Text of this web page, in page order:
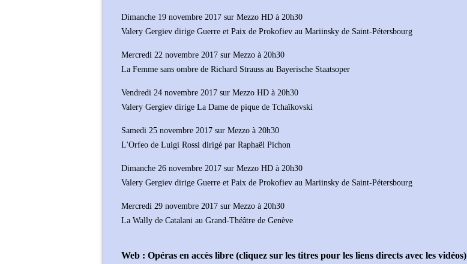
Dimanche 19 novembre 2017 sur Mezzo HD à 20h30
Valery Gergiev dirige Guerre et Paix de Prokofiev au Mariinsky de Saint-Pétersbourg
Mercredi 22 novembre 2017 sur Mezzo à 20h30
La Femme sans ombre de Richard Strauss au Bayerische Staatsoper
Vendredi 24 novembre 2017 sur Mezzo HD à 20h30
Valery Gergiev dirige La Dame de pique de Tchaïkovski
Samedi 25 novembre 2017 sur Mezzo à 20h30
L'Orfeo de Luigi Rossi dirigé par Raphaël Pichon
Dimanche 26 novembre 2017 sur Mezzo HD à 20h30
Valery Gergiev dirige Guerre et Paix de Prokofiev au Mariinsky de Saint-Pétersbourg
Mercredi 29 novembre 2017 sur Mezzo à 20h30
La Wally de Catalani au Grand-Théâtre de Genève
Web : Opéras en accès libre (cliquez sur les titres pour les liens directs avec les vidéos)